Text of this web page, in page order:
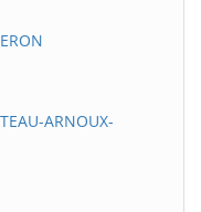
ARNOUX-